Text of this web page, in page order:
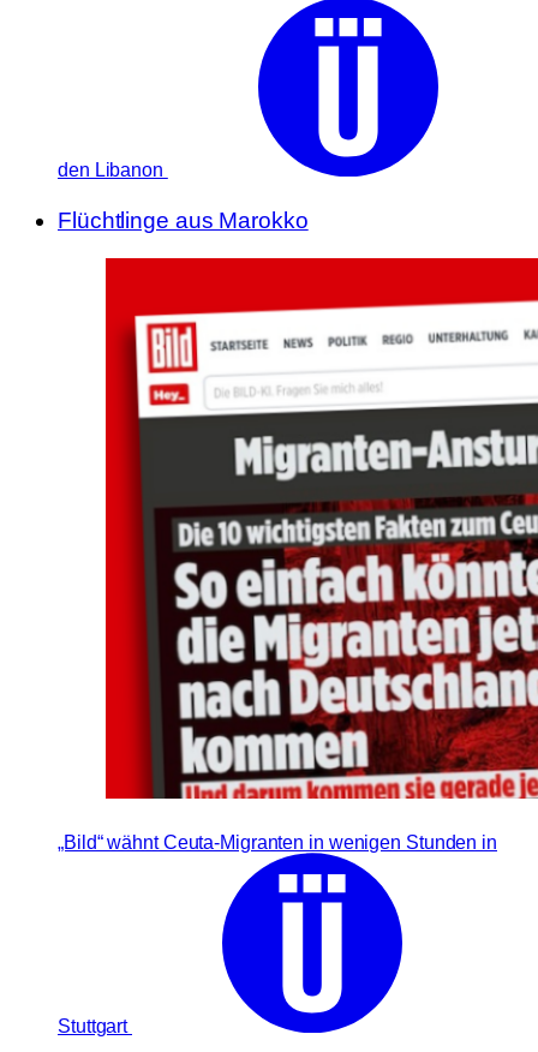
den Libanon
Flüchtlinge aus Marokko
„Bild“ wähnt Ceuta-Migranten in wenigen Stunden in
Stuttgart